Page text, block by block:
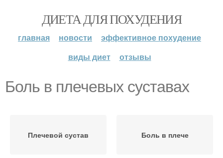
ДИЕТА ДЛЯ ПОХУДЕНИЯ
главная новости
эффективное похудение
виды диет
отзывы
Боль в плечевых суставах
Плечевой сустав Боль в плече